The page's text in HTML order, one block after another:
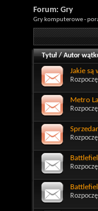
Forum: Gry
Gry komputerowe -
Tytuł/Autor
Jakie są
Metro